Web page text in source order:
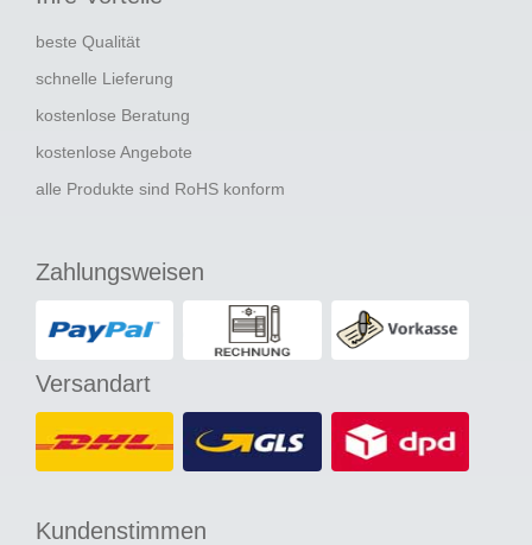
beste Qualität
schnelle Lieferung
kostenlose Beratung
kostenlose Angebote
alle Produkte sind RoHS konform
Zahlungsweisen
Versandart
Kundenstimmen